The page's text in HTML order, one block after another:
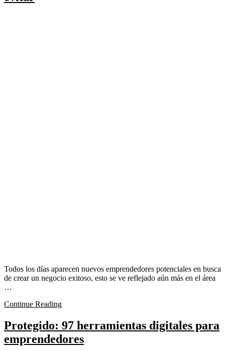
Todos los días aparecen nuevos emprendedores potenciales en busca
de crear un negocio exitoso, esto se ve reflejado aún más en el área
…
Continue Reading
Protegido: 97 herramientas digitales para
emprendedores